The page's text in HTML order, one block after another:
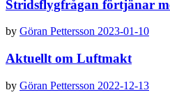
Stridsflygfrågan förtjänar
by Göran Pettersson 2023-01-10
Aktuellt om Luftmakt
by Göran Pettersson 2022-12-13